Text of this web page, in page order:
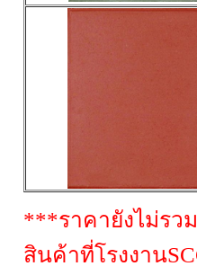
***ราคายังไม่รว
สินค้าที่โรงงาน